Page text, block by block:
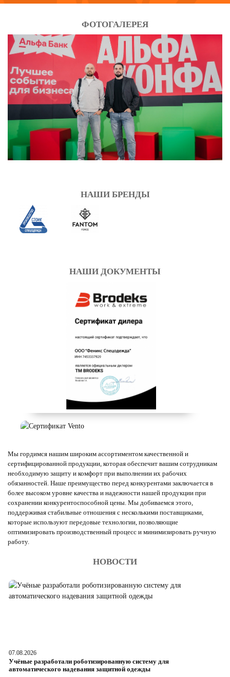
ФОТОГАЛЕРЕЯ
НАШИ БРЕНДЫ
НАШИ ДОКУМЕНТЫ
Мы гордимся нашим широким ассортиментом качественной и
сертифицированной продукции, которая обеспечит вашим сотрудникам
необходимую защиту и комфорт при выполнении их рабочих
обязанностей. Наше преимущество перед конкурентами заключается в
более высоком уровне качества и надежности нашей продукции при
сохранении конкурентоспособной цены. Мы добиваемся этого,
поддерживая стабильные отношения с несколькими поставщиками,
которые используют передовые технологии, позволяющие
оптимизировать производственный процесс и минимизировать ручную
работу.
НОВОСТИ
07.08.2026
Учёные разработали роботизированную систему для
автоматического надевания защитной одежды